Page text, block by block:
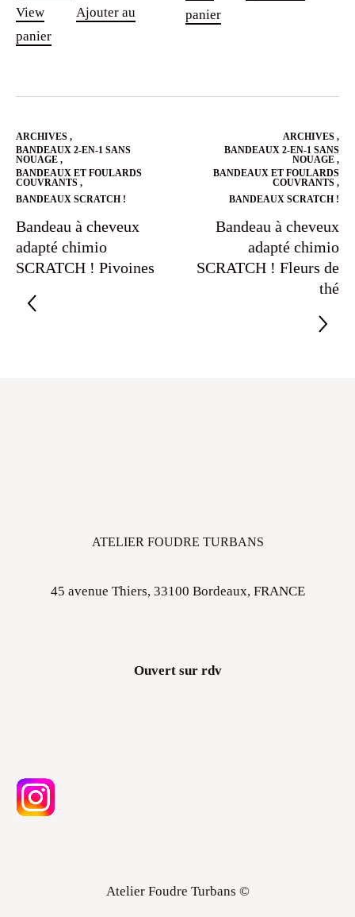
View
Ajouter au
panier
panier
ARCHIVES ,
BANDEAUX 2-EN-1 SANS
NOUAGE ,
BANDEAUX ET FOULARDS
COUVRANTS ,
BANDEAUX SCRATCH !
Bandeau à cheveux
adapté chimio
SCRATCH ! Pivoines
ARCHIVES ,
BANDEAUX 2-EN-1 SANS
NOUAGE ,
BANDEAUX ET FOULARDS
COUVRANTS ,
BANDEAUX SCRATCH !
Bandeau à cheveux
adapté chimio
SCRATCH ! Fleurs de
thé
ATELIER FOUDRE TURBANS
45 avenue Thiers, 33100 Bordeaux, FRANCE
Ouvert sur rdv
Atelier Foudre Turbans ©